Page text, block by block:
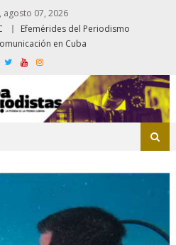
agosto 07, 2026
Efemérides del Periodismo
en Cuba